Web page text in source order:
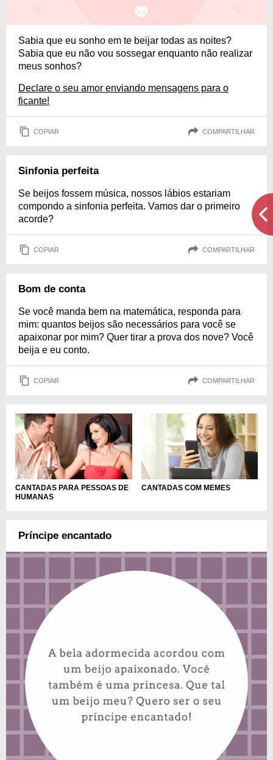
Sabia que eu sonho em te beijar todas as noites?
Sabia que eu não vou sossegar enquanto não realizar
meus sonhos?
Declare o seu amor enviando mensagens para o
ficante!
COPIAR COMPARTILHAR
Sinfonia perfeita
Se beijos fossem música, nossos lábios estariam
compondo a sinfonia perfeita. Vamos dar o primeiro
acorde?
COPIAR COMPARTILHAR
Bom de conta
Se você manda bem na matemática, responda para
mim: quantos beijos são necessários para você se
apaixonar por mim? Quer tirar a prova dos nove? Você
beija e eu conto.
COPIAR COMPARTILHAR
CANTADAS PARA PESSOAS DE
HUMANAS
CANTADAS COM MEMES
Príncipe encantado